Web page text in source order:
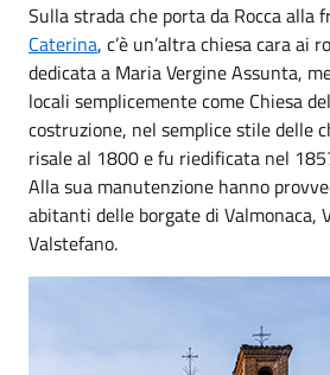
Sulla strada che porta da Rocca alla
Caterina, c’è un’altra chiesa cara ai
dedicata a Maria Vergine Assunta,
locali semplicemente come Chiesa
costruzione, nel semplice stile delle
risale al 1800 e fu riedificata nel
Alla sua manutenzione hanno
abitanti delle borgate di Valmonaca,
Valstefano.